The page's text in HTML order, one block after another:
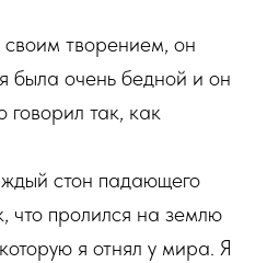
творением, он
была очень бедной и он
говорил так, как
стон падающего
что пролился на землю
я отнял у мира. Я